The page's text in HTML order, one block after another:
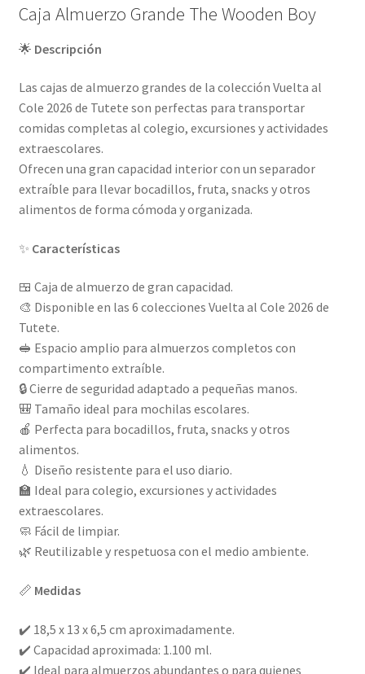
Caja Almuerzo Grande The Wooden Boy
🌟 Descripción
Las cajas de almuerzo grandes de la colección Vuelta al
Cole 2026 de Tutete son perfectas para transportar
comidas completas al colegio, excursiones y actividades
extraescolares.
Ofrecen una gran capacidad interior con un separador
extraíble para llevar bocadillos, fruta, snacks y otros
alimentos de forma cómoda y organizada.
✨ Características
🍱 Caja de almuerzo de gran capacidad.
🎨 Disponible en las 6 colecciones Vuelta al Cole 2026 de
Tutete.
🥪 Espacio amplio para almuerzos completos con
compartimento extraíble.
🔒 Cierre de seguridad adaptado a pequeñas manos.
🎒 Tamaño ideal para mochilas escolares.
🍎 Perfecta para bocadillos, fruta, snacks y otros
alimentos.
💧 Diseño resistente para el uso diario.
🏫 Ideal para colegio, excursiones y actividades
extraescolares.
🧼 Fácil de limpiar.
🌿 Reutilizable y respetuosa con el medio ambiente.
📏 Medidas
✔️ 18,5 x 13 x 6,5 cm aproximadamente.
✔️ Capacidad aproximada: 1.100 ml.
✔️ Ideal para almuerzos abundantes o para quienes